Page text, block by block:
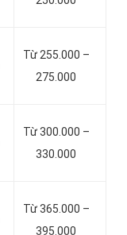
Từ 255.000 –
275.000
Từ 300.000 –
330.000
Từ 365.000 –
395.000